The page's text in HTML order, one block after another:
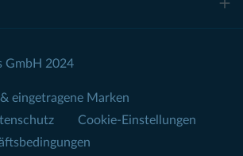
GmbH 2024
eingetragene Marken
Cookie-Einstellungen